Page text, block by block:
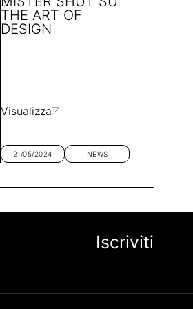
THE ART OF
DESIGN
Visualizza
21/05/2024 NEWS